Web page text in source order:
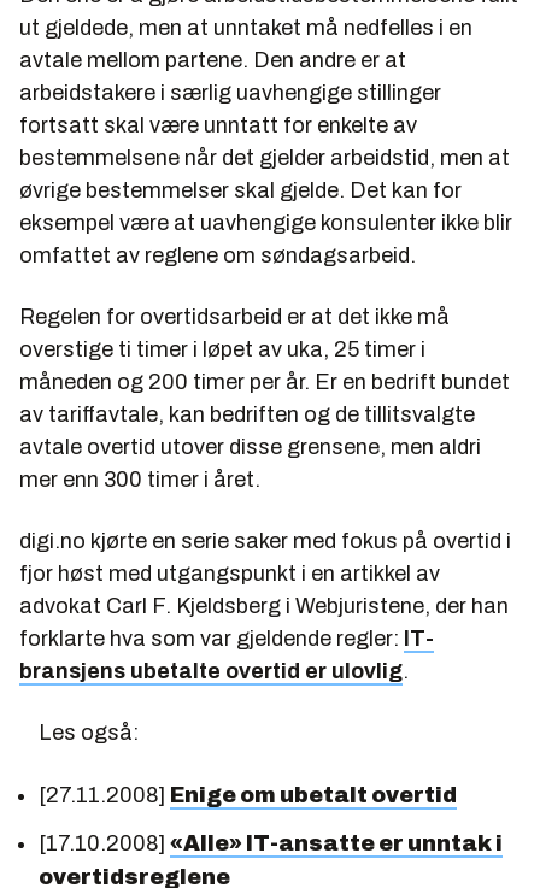
ut gjeldede, men at unntaket må nedfelles i en
avtale mellom partene. Den andre er at
arbeidstakere i særlig uavhengige stillinger
fortsatt skal være unntatt for enkelte av
bestemmelsene når det gjelder arbeidstid, men at
øvrige bestemmelser skal gjelde. Det kan for
eksempel være at uavhengige konsulenter ikke blir
omfattet av reglene om søndagsarbeid.
Regelen for overtidsarbeid er at det ikke må
overstige ti timer i løpet av uka, 25 timer i
måneden og 200 timer per år. Er en bedrift bundet
av tariffavtale, kan bedriften og de tillitsvalgte
avtale overtid utover disse grensene, men aldri
mer enn 300 timer i året.
digi.no kjørte en serie saker med fokus på overtid i
fjor høst med utgangspunkt i en artikkel av
advokat Carl F. Kjeldsberg i Webjuristene, der han
forklarte hva som var gjeldende regler: IT-
bransjens ubetalte overtid er ulovlig.
Les også:
[27.11.2008] Enige om ubetalt overtid
[17.10.2008] «Alle» IT-ansatte er unntak i
overtidsreglene